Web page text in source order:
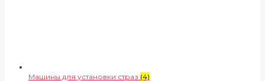
Машины для установки страз (4)